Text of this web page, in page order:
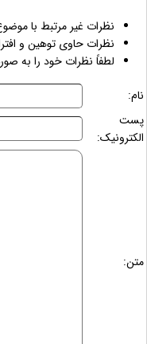
نظرات غیر مرتبط با
نظرات حاوی توهین و
لطفاً نظرات خود را به
نام:
پست
الکترونیک:
متن: